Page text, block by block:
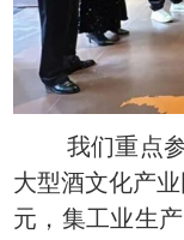
我们重点
大型酒文化产
元，集工业生